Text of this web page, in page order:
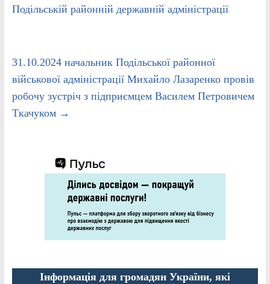
Подільській районній державній адміністрації
31.10.2024 начальник Подільської районної
військової адміністрації Михайло Лазаренко провів
робочу зустріч з підприємцем Василем Петровичем
Ткачуком →
Інформація для громадян України, які